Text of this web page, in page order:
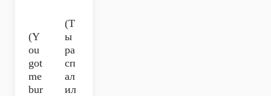
(Y
ou
got
me
bur
(Т
ы
ра
сп
ал
ил